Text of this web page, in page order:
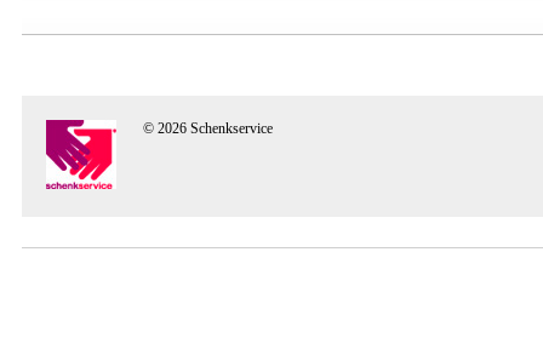
© 2026 Schenkservice